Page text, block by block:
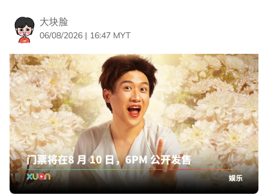
大块脸
06/08/2026 | 16:47 MYT